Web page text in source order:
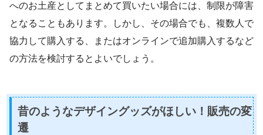
へのお土産としてまとめて買いたい場合には、制限が障害
となることもあります。しかし、その場合でも、複数人で
協力して購入する、またはオンラインで追加購入するなど
の方法を検討するとよいでしょう。
昔のようなデザイングッズがほしい！販売の変
遷